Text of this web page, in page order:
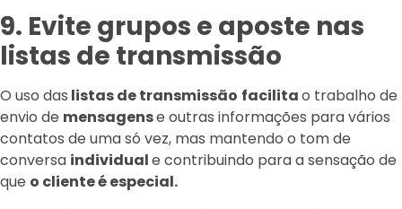
9. Evite grupos e aposte nas
listas de transmissão
O uso das listas de transmissão facilitao trabalho de
envio de mensagense outras informações para vários
contatos de uma só vez, mas mantendo o tom de
conversa individuale contribuindo para a sensação de
que o cliente é especial.